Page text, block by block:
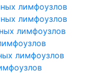
лимфоузлов
лимфоузлов
лимфоузлов
лимфоузлов